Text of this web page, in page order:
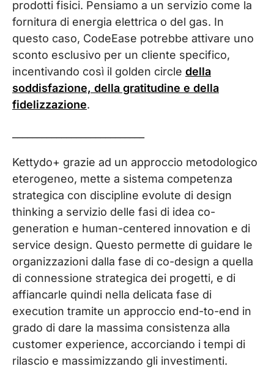
prodotti fisici. Pensiamo a un servizio come la
fornitura di energia elettrica o del gas. In
questo caso, CodeEase potrebbe attivare uno
sconto esclusivo per un cliente specifico,
incentivando così il golden circle della
soddisfazione, della gratitudine e della
fidelizzazione.
Kettydo+ grazie ad un approccio metodologico
eterogeneo, mette a sistema competenza
strategica con discipline evolute di design
thinking a servizio delle fasi di idea co-
generation e human-centered innovation e di
service design. Questo permette di guidare le
organizzazioni dalla fase di co-design a quella
di connessione strategica dei progetti, e di
affiancarle quindi nella delicata fase di
execution tramite un approccio end-to-end in
grado di dare la massima consistenza alla
customer experience, accorciando i tempi di
rilascio e massimizzando gli investimenti.